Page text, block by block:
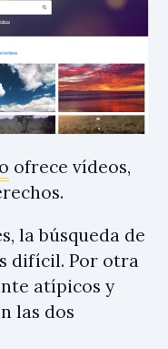
ofrece vídeos,
la búsqueda de
difícil. Por otra
atípicos y
las dos